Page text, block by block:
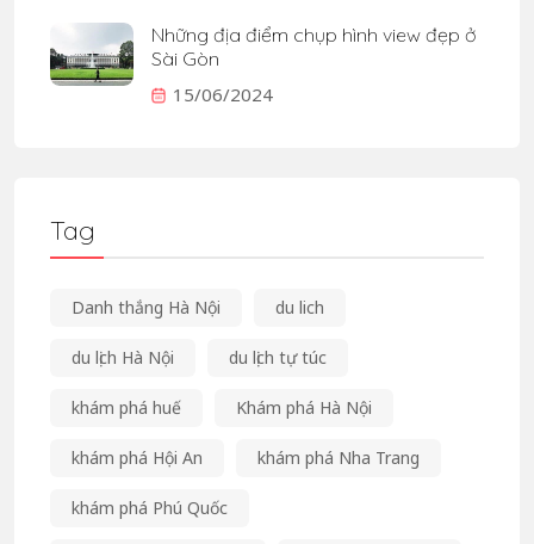
Những địa điểm chụp hình view đẹp ở
Sài Gòn
15/06/2024
Tag
Danh thắng Hà Nội du lich
du lịch Hà Nội du lịch tự túc
khám phá huế Khám phá Hà Nội
khám phá Hội An khám phá Nha Trang
khám phá Phú Quốc